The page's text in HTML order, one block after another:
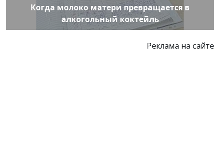
Когда молоко матери превращается в
алкогольный коктейль
Реклама на сайте